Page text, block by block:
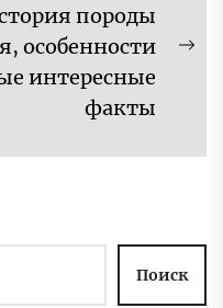
породы
особенности
интересные
факты
Поиск